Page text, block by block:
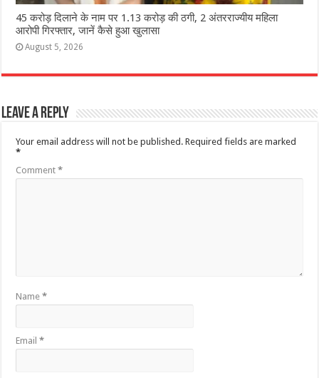
45 करोड़ दिलाने के नाम पर 1.13 करोड़ की ठगी, 2 अंतरराज्यीय महिला
आरोपी गिरफ्तार, जानें कैसे हुआ खुलासा
August 5, 2026
Leave a Reply
Your email address will not be published. Required fields are marked
*
Comment*
Name*
Email*